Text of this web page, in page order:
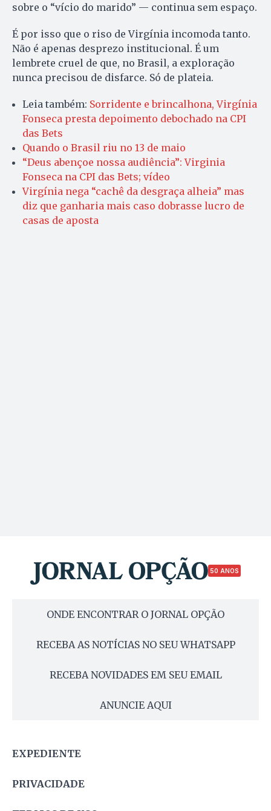
sobre o “vício do marido” — continua sem espaço.
É por isso que o riso de Virgínia incomoda tanto.
Não é apenas desprezo institucional. É um
lembrete cruel de que, no Brasil, a exploração
nunca precisou de disfarce. Só de plateia.
Leia também: Sorridente e brincalhona, Virgínia
Fonseca presta depoimento debochado na CPI
das Bets
Quando o Brasil riu no 13 de maio
“Deus abençoe nossa audiência”: Virginia
Fonseca na CPI das Bets; vídeo
Virgínia nega “cachê da desgraça alheia” mas
diz que ganharia mais caso dobrasse lucro de
casas de aposta
50 ANOS
ONDE ENCONTRAR O JORNAL OPÇÃO
RECEBA AS NOTÍCIAS NO SEU WHATSAPP
RECEBA NOVIDADES EM SEU EMAIL
ANUNCIE AQUI
EXPEDIENTE
PRIVACIDADE